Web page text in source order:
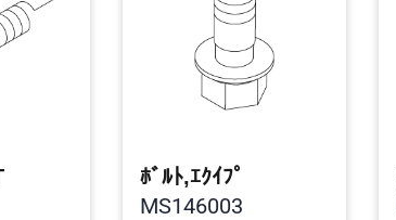
ﾎﾞﾙﾄ,ｴｸｲﾌﾟ
MS146003